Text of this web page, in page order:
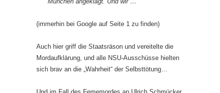
(immerhin bei Google auf Seite 1 zu finden)
Auch hier griff die Staatsräson und vereitelte die
Mordaufklärung, und alle NSU-Ausschüsse hielten
sich brav an die „Wahrheit“ der Selbsttötung…